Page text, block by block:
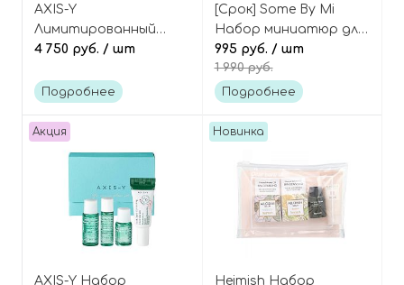
AXIS-Y
Лимитированный
набор
средств-
лица, Glow Your Own
Way Limited Edition Set
4 750 руб. / шт
Подробнее
[Срок] Some By Mi
Набор миниатюр для
лица с ретинолом, 2
средства, Retinol
Intense Trial Kit
995 руб. / шт
1 990 руб.
Подробнее
Акция
AXIS-Y Набор
Новинка
Heimish Набор